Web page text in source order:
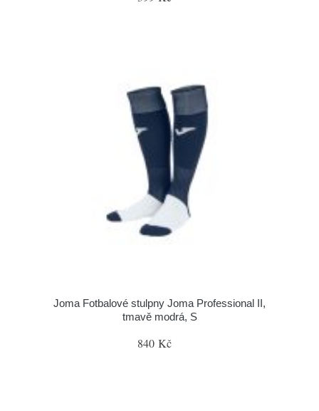
Joma Fotbalové stulpny Joma Professional II,
tmavě modrá, S
840 Kč